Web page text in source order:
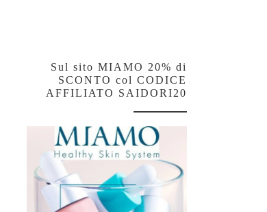
Sul sito MIAMO 20% di
SCONTO col CODICE
AFFILIATO SAIDORI20